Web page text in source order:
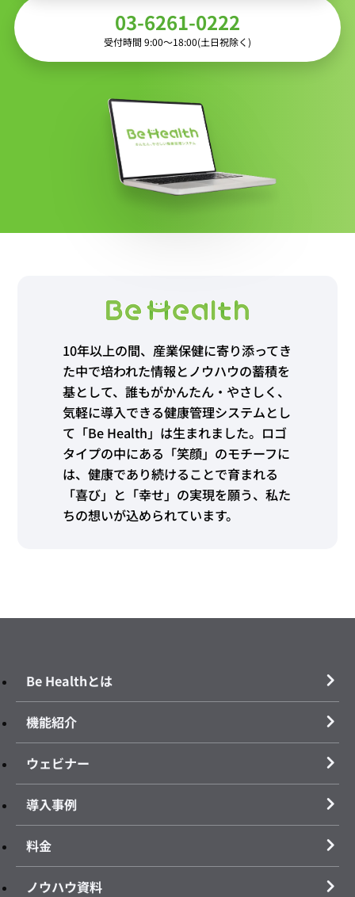
03-6261-0222
受付時間 9:00〜18:00(土日祝除く)
10年以上の間、産業保健に寄り添ってき
た中で培われた情報とノウハウの蓄積を
基として、誰もがかんたん・やさしく、
気軽に導入できる健康管理システムとし
て「Be Health」は生まれました。ロゴ
タイプの中にある「笑顔」のモチーフに
は、健康であり続けることで育まれる
「喜び」と「幸せ」の実現を願う、私た
ちの想いが込められています。
Be Healthとは
機能紹介
ウェビナー
導入事例
料金
ノウハウ資料